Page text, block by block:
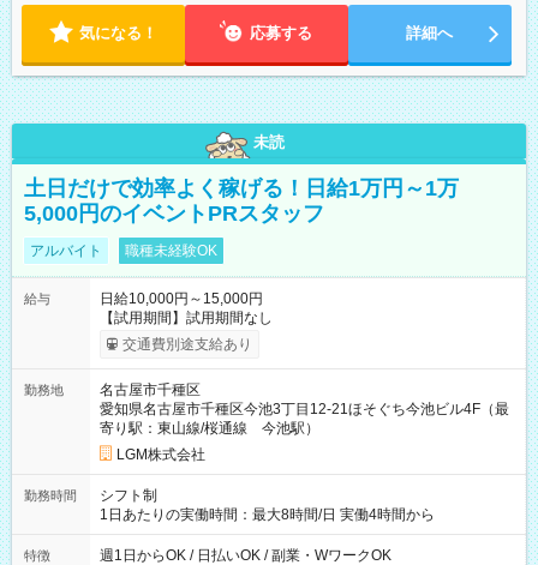
気になる！ 応募する 詳細へ
未読
土日だけで効率よく稼げる！日給1万円～1万
5,000円のイベントPRスタッフ
アルバイト 職種未経験OK
給与
日給10,000円～15,000円
【試用期間】試用期間なし
交通費別途支給あり
勤務地
名古屋市千種区
愛知県名古屋市千種区今池3丁目12-21ほそぐち今池ビル4F（最
寄り駅：東山線/桜通線 今池駅）
LGM株式会社
勤務時間
シフト制
1日あたりの実働時間：最大8時間/日 実働4時間から
特徴 週1日からOK / 日払いOK / 副業・WワークOK